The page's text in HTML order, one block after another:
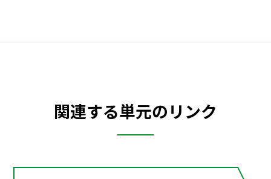
関連する単元のリンク